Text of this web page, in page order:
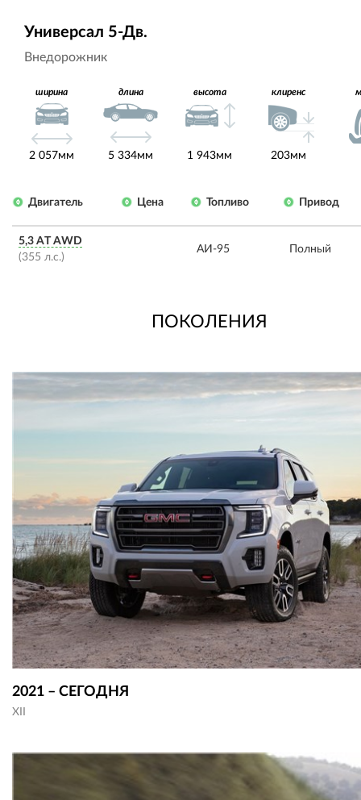
Универсал 5-Дв.
Внедорожник
ширина
2 057мм
длина
5 334мм
высота
1 943мм
клиренс
203мм
Двигатель Цена Топливо Привод
5,3 AT AWD
(355 л.с.)
АИ-95 Полный
ПОКОЛЕНИЯ
2021 – СЕГОДНЯ
XII